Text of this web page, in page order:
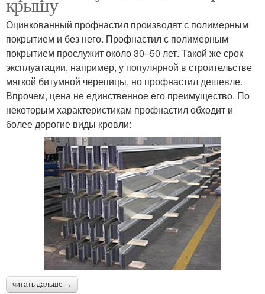
Оцинкованный профнастил производят с полимерным
покрытием и без него. Профнастил с полимерным
покрытием прослужит около 30–50 лет. Такой же срок
эксплуатации, например, у популярной в строительстве
мягкой битумной черепицы, но профнастил дешевле.
Впрочем, цена не единственное его преимущество. По
некоторым характеристикам профнастил обходит и
более дорогие виды кровли:
читать дальше →